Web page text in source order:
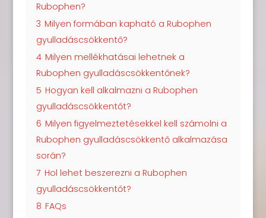
Rubophen?
3 Milyen formában kapható a Rubophen
gyulladáscsökkentő?
4 Milyen mellékhatásai lehetnek a
Rubophen gyulladáscsökkentőnek?
5 Hogyan kell alkalmazni a Rubophen
gyulladáscsökkentőt?
6 Milyen figyelmeztetésekkel kell számolni a
Rubophen gyulladáscsökkentő alkalmazása
során?
7 Hol lehet beszerezni a Rubophen
gyulladáscsökkentőt?
8 FAQs